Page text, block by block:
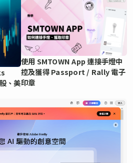
、美
使用 SMTOWN App 連接手燈中
控及獲得 Passport / Rally 電子
印章